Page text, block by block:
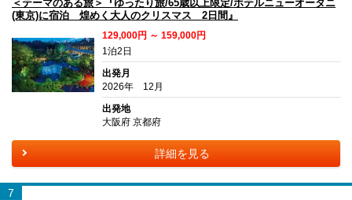
＜テーマのある旅＞『ゆったり旅/65歳以上限定/ホテルニューオータニ
(東京)に宿泊 煌めく大人のクリスマス 2日間』
129,000円 ～ 159,000円
1泊2日
出発月
2026年 12月
出発地
大阪府 京都府
詳細を見る
7